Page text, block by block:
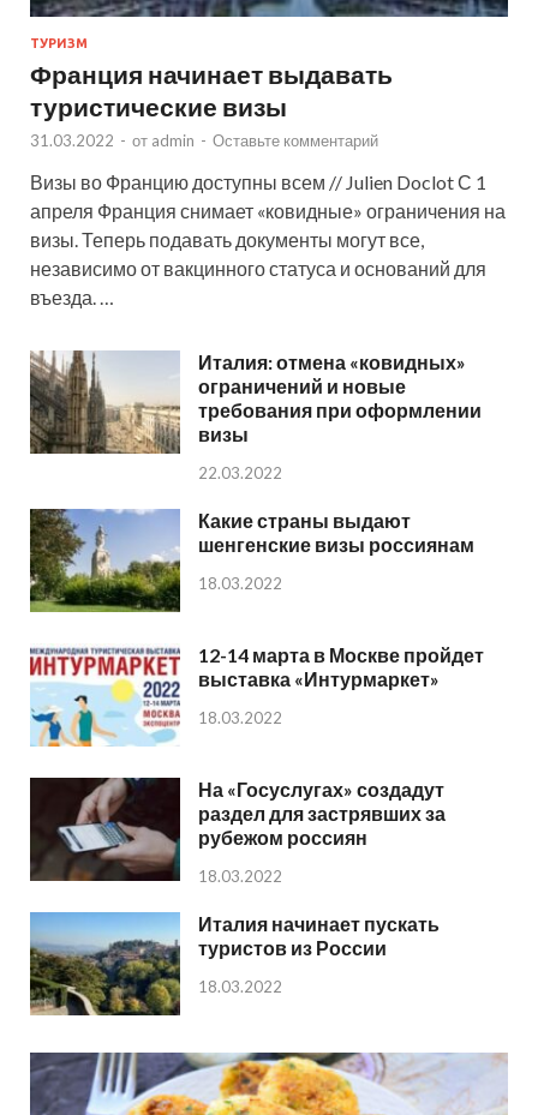
ТУРИЗМ
Франция начинает выдавать
туристические визы
31.03.2022 - от admin - Оставьте комментарий
Визы во Францию доступны всем // Julien Doclot С 1
апреля Франция снимает «ковидные» ограничения на
визы. Теперь подавать документы могут все,
независимо от вакцинного статуса и оснований для
въезда. …
Италия: отмена «ковидных»
ограничений и новые
требования при оформлении
визы
22.03.2022
Какие страны выдают
шенгенские визы россиянам
18.03.2022
12-14 марта в Москве пройдет
выставка «Интурмаркет»
18.03.2022
На «Госуслугах» создадут
раздел для застрявших за
рубежом россиян
18.03.2022
Италия начинает пускать
туристов из России
18.03.2022